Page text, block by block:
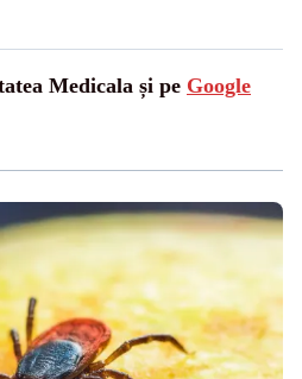
Medicala și pe Google